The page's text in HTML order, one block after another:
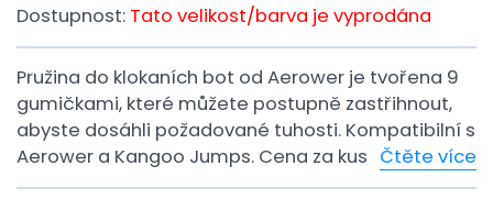
Dostupnost: Tato velikost/barva je vyprodána
Pružina do klokaních bot od Aerower je tvořena 9
gumičkami, které můžete postupně zastřihnout,
abyste dosáhli požadované tuhosti. Kompatibilní s
Aerower a Kangoo Jumps. Cena za kus Čtěte více